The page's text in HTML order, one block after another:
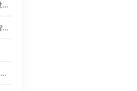
《财务管理新纪元：世界一流企业的智能费控卓越之道》
《连锁零售业财务数智化趋势洞察》白皮书
《2024 中国企业差旅管控分析报告》